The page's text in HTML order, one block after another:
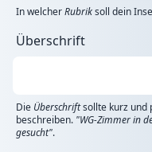
In welcherRubriksoll dein
Überschrift
Die Überschriftsollte kurz und
beschreiben. "WG-Zimmer in
gesucht".